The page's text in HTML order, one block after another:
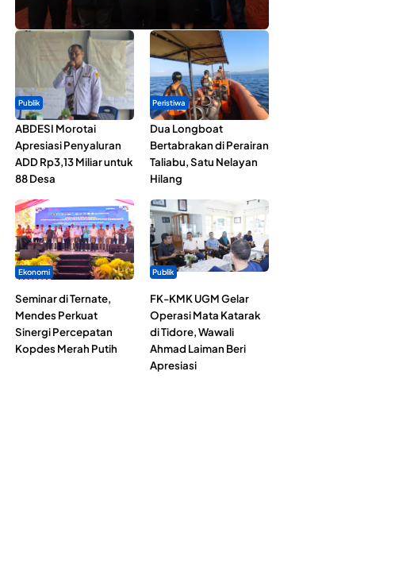
Gita Bahana Nusantara 2026
Publik
ABDESI Morotai
Apresiasi Penyaluran
ADD Rp3,13 Miliar untuk
88 Desa
Peristiwa
Dua Longboat
Bertabrakan di Perairan
Taliabu, Satu Nelayan
Hilang
Ekonomi
Seminar di Ternate,
Mendes Perkuat
Sinergi Percepatan
Kopdes Merah Putih
Publik
FK-KMK UGM Gelar
Operasi Mata Katarak
di Tidore, Wawali
Ahmad Laiman Beri
Apresiasi